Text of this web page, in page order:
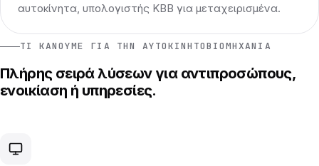
αυτοκίνητα, υπολογιστής KBB για μεταχειρισμένα.
ΤΙ ΚΆΝΟΥΜΕ ΓΙΑ ΤΗΝ ΑΥΤΟΚΙΝΗΤΟΒΙΟΜΗΧΑΝΊΑ
Πλήρης σειρά λύσεων για αντιπροσώπους,
ενοικίαση ή υπηρεσίες.